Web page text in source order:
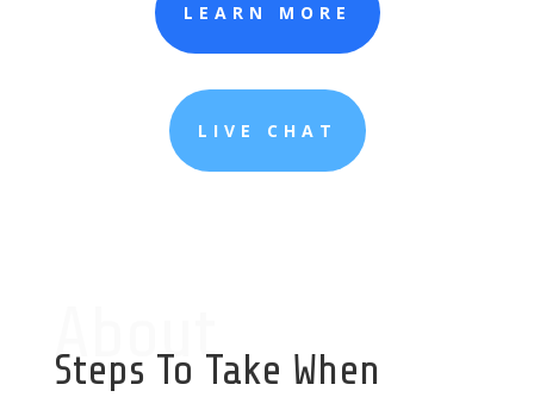
LEARN MORE
LIVE CHAT
About
Steps To Take When